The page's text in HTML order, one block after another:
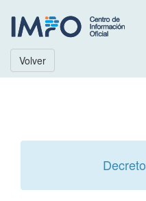
Volver
Decreto